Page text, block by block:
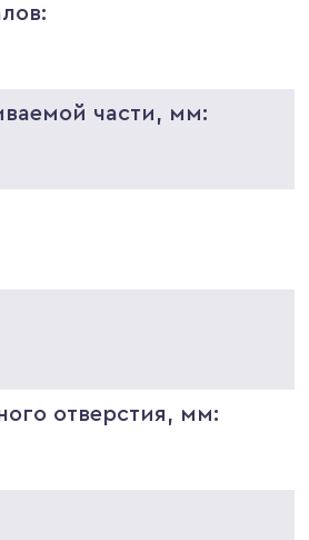
части, мм:
отверстия, мм: